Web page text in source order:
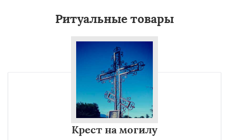
Ритуальные товары
Крест на могилу